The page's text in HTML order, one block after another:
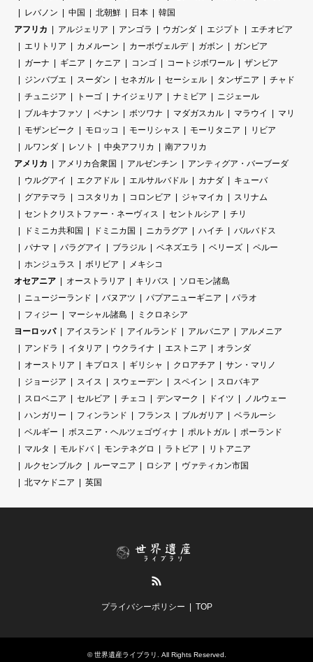
レバノン
中国 北朝鮮 日本
韓国
アフリカ
アルジェリア アンゴラ ウガンダ エジプト
エチオピア
エリトリア
カメルーン カーボヴェルデ ガボン
ガンビア
ガーナ
ギニア ケニア コンゴ コートジボワール
ザンビア
ジンバブエ
スーダン セネガル セーシェル タンザニア
チャド
チュニジア
トーゴ ナイジェリア ナミビア
ニジェール
ブルキナファソ
ベナン ボツワナ マダガスカル マラウイ
マリ
モザンビーク
モロッコ モーリシャス モーリタニア
リビア
ルワンダ
レソト 中央アフリカ
南アフリカ
アメリカ
アメリカ合衆国 アルゼンチン
アンティグア・バーブーダ
ウルグアイ
エクアドル エルサルバドル カナダ
キューバ
グアテマラ
コスタリカ コロンビア ジャマイカ
スリナム
セントクリストファー・ネーヴィス
セントルシア
チリ
ドミニカ共和国
ドミニカ国 ニカラグア ハイチ
バルバドス
パナマ
パラグアイ ブラジル ベネズエラ ベリーズ
ペルー
ホンジュラス
ボリビア
メキシコ
オセアニア
オーストラリア キリバス
ソロモン諸島
ニュージーランド
バヌアツ パプアニューギニア
パラオ
フィジー
マーシャル諸島
ミクロネシア
ヨーロッパ
アイスランド アイルランド アルバニア
アルメニア
アンドラ
イタリア ウクライナ エストニア
オランダ
オーストリア
キプロス ギリシャ クロアチア
サン・マリノ
ジョージア
スイス スウェーデン スペイン
スロバキア
スロベニア
セルビア チェコ デンマーク ドイツ
ノルウェー
ハンガリー
フィンランド フランス ブルガリア
ベラルーシ
ベルギー
ボスニア・ヘルツェゴヴィナ ポルトガル
ポーランド
マルタ
モルドバ モンテネグロ ラトビア
リトアニア
ルクセンブルク
ルーマニア ロシア
ヴァティカン市国
北マケドニア
英国
プライバシーポリシー TOP
©世界遺産ライブラリ . All Rights Reserved.